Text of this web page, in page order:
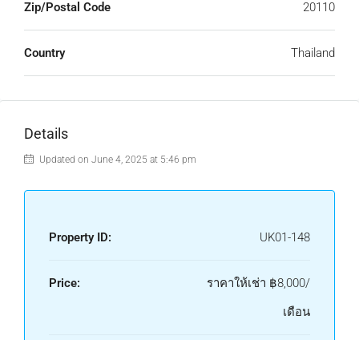
Zip/Postal Code 20110
Country Thailand
Details
Updated on June 4, 2025 at 5:46 pm
Property ID: UK01-148
Price: ราคาให้เช่า ฿8,000/
เดือน